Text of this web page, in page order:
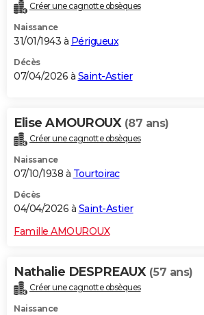
Créer une cagnotte obsèques
Naissance
31/01/1943 à Périgueux
Décès
07/04/2026 à Saint-Astier
Elise AMOUROUX (87 ans)
Créer une cagnotte obsèques
Naissance
07/10/1938 à Tourtoirac
Décès
04/04/2026 à Saint-Astier
Famille AMOUROUX
Nathalie DESPREAUX (57 ans)
Créer une cagnotte obsèques
Naissance